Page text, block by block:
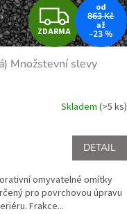
Z
D
A
R
M
A
ZDARMA
od
863 Kč
až
–23 %
Množstevní slevy
Skladem (>5 ks)
DETAIL
omyvatelné omítky
pro povrchovou úpravu
Frakce...